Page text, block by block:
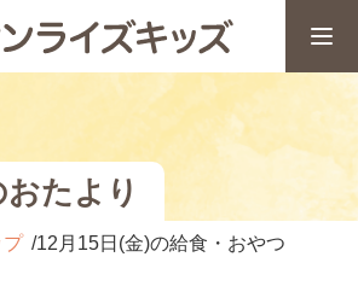
たより
プ 12月15日(金)の給食・おやつ